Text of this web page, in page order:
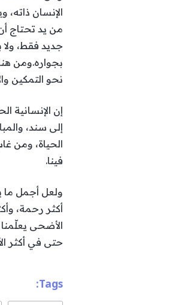
الإنسان
من يد تحتاج
جديد فقط،
بجواره.ومن
نحو التمكين
إن الإنسانية
إلى سند،
الحياة، ومن
فينا.
ولعل أجمل ما
أكثر رحمة،
الأضحى
حتى في أكثر
Tags: